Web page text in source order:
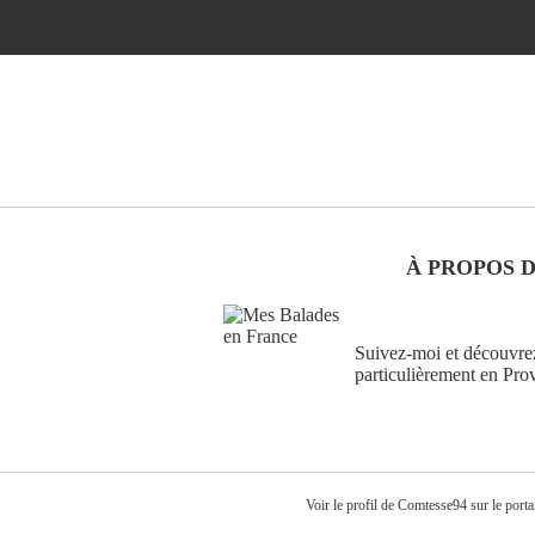
À PROPOS
Suivez-moi et
particulièrement en
Voir le profil de Comtesse94 sur le